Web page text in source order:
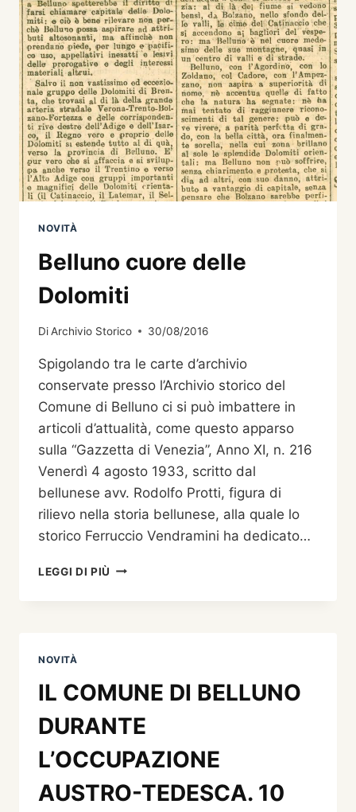
BELLUNO
ADERISCE
ALLE
GIORNATE
EUROPEE
DEL
PATRIMONIO
23
E
24
SETTEMBRE
2016
NOVITÀ
Belluno cuore delle
Dolomiti
DiArchivio Storico 30/08/2016
Spigolando tra le carte d’archivio
conservate presso l’Archivio storico del
Comune di Belluno ci si può imbattere in
articoli d’attualità, come questo apparso
sulla “Gazzetta di Venezia”, Anno XI, n. 216
Venerdì 4 agosto 1933, scritto dal
bellunese avv. Rodolfo Protti, figura di
rilievo nella storia bellunese, alla quale lo
storico Ferruccio Vendramini ha dedicato…
LEGGI DI PIÙ BELLUNO
NOVITÀ
IL COMUNE DI BELLUNO
DURANTE
L’OCCUPAZIONE
AUSTRO-TEDESCA. 10